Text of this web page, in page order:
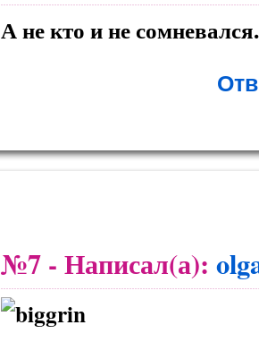
А не кто и не сомневался.
№7 - Написал(а):